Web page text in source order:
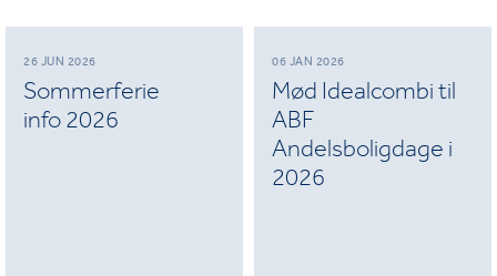
26 JUN 2026
Sommerferie
info 2026
06 JAN 2026
Mød Idealcombi til
ABF
Andelsboligdage i
2026